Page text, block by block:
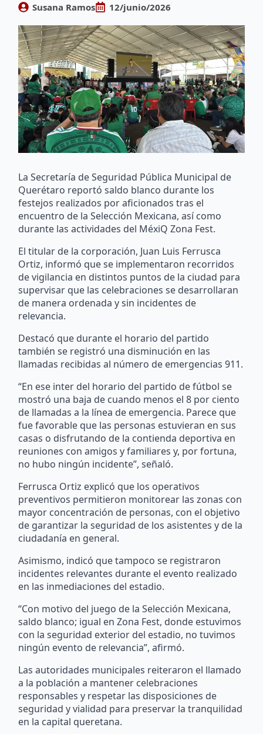
Susana Ramos 12/junio/2026
La Secretaría de Seguridad Pública Municipal de
Querétaro reportó saldo blanco durante los
festejos realizados por aficionados tras el
encuentro de la Selección Mexicana, así como
durante las actividades del MéxiQ Zona Fest.
El titular de la corporación, Juan Luis Ferrusca
Ortiz, informó que se implementaron recorridos
de vigilancia en distintos puntos de la ciudad para
supervisar que las celebraciones se desarrollaran
de manera ordenada y sin incidentes de
relevancia.
Destacó que durante el horario del partido
también se registró una disminución en las
llamadas recibidas al número de emergencias 911.
“En ese inter del horario del partido de fútbol se
mostró una baja de cuando menos el 8 por ciento
de llamadas a la línea de emergencia. Parece que
fue favorable que las personas estuvieran en sus
casas o disfrutando de la contienda deportiva en
reuniones con amigos y familiares y, por fortuna,
no hubo ningún incidente”, señaló.
Ferrusca Ortiz explicó que los operativos
preventivos permitieron monitorear las zonas con
mayor concentración de personas, con el objetivo
de garantizar la seguridad de los asistentes y de la
ciudadanía en general.
Asimismo, indicó que tampoco se registraron
incidentes relevantes durante el evento realizado
en las inmediaciones del estadio.
“Con motivo del juego de la Selección Mexicana,
saldo blanco; igual en Zona Fest, donde estuvimos
con la seguridad exterior del estadio, no tuvimos
ningún evento de relevancia”, afirmó.
Las autoridades municipales reiteraron el llamado
a la población a mantener celebraciones
responsables y respetar las disposiciones de
seguridad y vialidad para preservar la tranquilidad
en la capital queretana.